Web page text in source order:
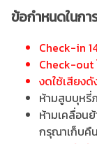
ข้อกำหนดในกา
Check-in
Check-out
งดใช้เสียง
ห้ามสูบบุหรี่
ห้ามเคลื่อน
กรุณาเก็บคื